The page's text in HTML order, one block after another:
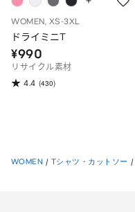
WOMEN, XS-3XL
ドライミニT
¥990
リサイクル素材
4.4 (430)
WOMEN / Tシャツ・カットソー /